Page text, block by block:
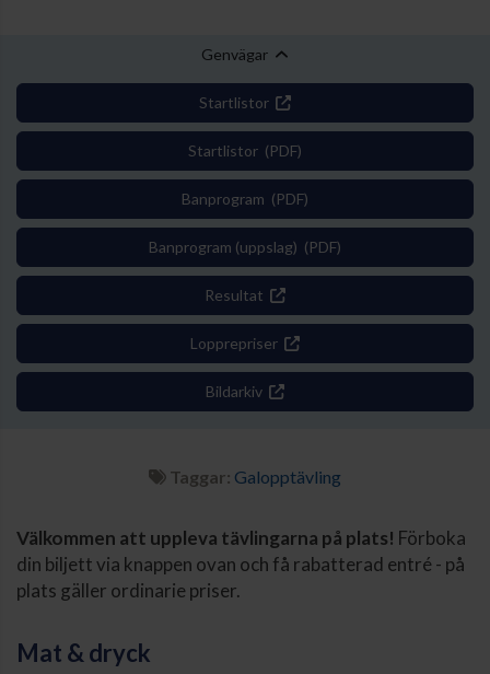
Genvägar
Startlistor
Startlistor (PDF)
Banprogram (PDF)
Banprogram (uppslag) (PDF)
Resultat
Lopprepriser
Bildarkiv
Taggar: Galopptävling
Välkommen att uppleva tävlingarna på plats! Förboka
din biljett via knappen ovan och få rabatterad entré - på
plats gäller ordinarie priser.
Mat & dryck